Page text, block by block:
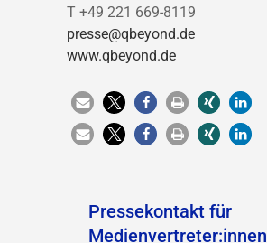
T +49 221 669-8119
presse@qbeyond.de
www.qbeyond.de
Pressekontakt für
Medienvertreter:innen